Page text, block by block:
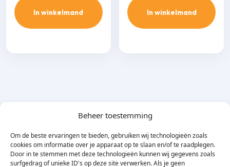
Beheer toestemming
Om de beste ervaringen te bieden, gebruiken wij technologieën zoals
cookies om informatie over je apparaat op te slaan en/of te raadplegen.
Door in te stemmen met deze technologieën kunnen wij gegevens zoals
surfgedrag of unieke ID's op deze site verwerken. Als je geen
In winkelmand In winkelmand